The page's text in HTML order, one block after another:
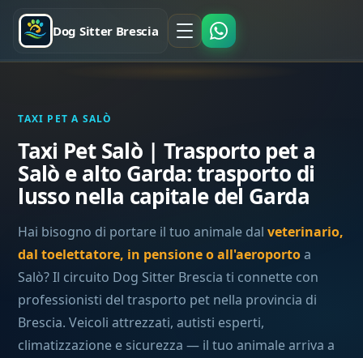
Dog Sitter Brescia
TAXI PET A SALÒ
Taxi Pet Salò | Trasporto pet a
Salò e alto Garda: trasporto di
lusso nella capitale del Garda
Hai bisogno di portare il tuo animale dalveterinario,
dal toelettatore, in pensione o all'aeroportoa
Salò? Il circuito Dog Sitter Brescia ti connette con
professionisti del trasporto pet nella provincia di
Brescia. Veicoli attrezzati, autisti esperti,
climatizzazione e sicurezza — il tuo animale arriva a